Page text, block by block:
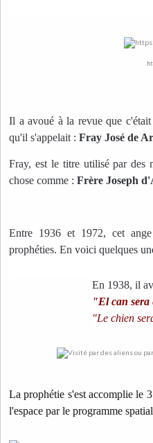
Il a avoué à la revue que
qu'il s'appelait : Fray José de
Fray, est le titre utilisé par des
chose comme : Frère Joseph
Entre 1936 et 1972, cet
prophéties. En voici quelques
En 1938, il
"El can sera
"Le chien
La prophétie s'est accomplie le
l'espace par le programme